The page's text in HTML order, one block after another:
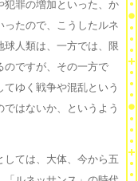
犯罪の増加といった、か
ったので、こうしたルネ
球人類は、一方では、限
のですが、その一方で
ゆく戦争や混乱という
はないか、というよう
ては、大体、今から五